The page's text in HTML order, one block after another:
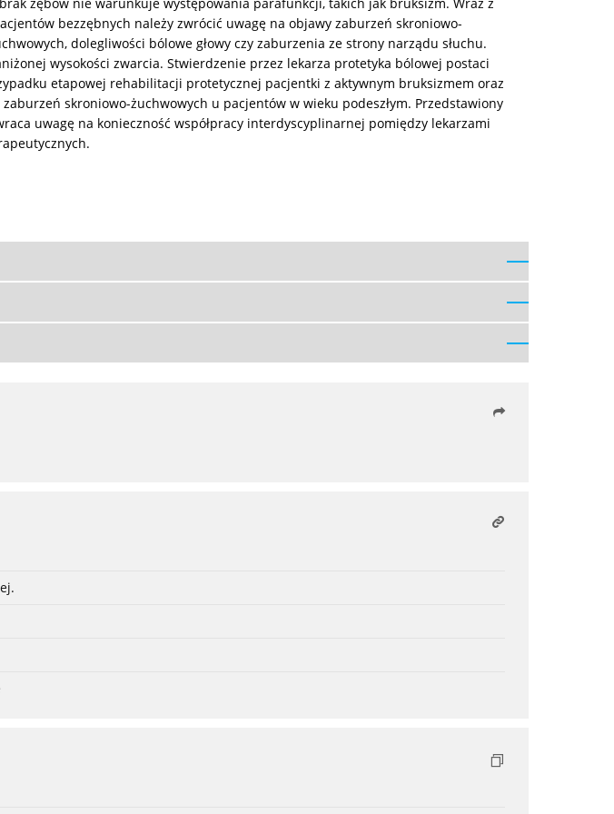
zębów nie warunkuje występowania parafunkcji, takich jak bruksizm. Wraz z
bezzębnych należy zwrócić uwagę na objawy zaburzeń skroniowo-
dolegliwości bólowe głowy czy zaburzenia ze strony narządu słuchu.
wysokości zwarcia. Stwierdzenie przez lekarza protetyka bólowej postaci
etapowej rehabilitacji protetycznej pacjentki z aktywnym bruksizmem oraz
skroniowo-żuchwowych u pacjentów w wieku podeszłym. Przedstawiony
uwagę na konieczność współpracy interdyscyplinarnej pomiędzy lekarzami